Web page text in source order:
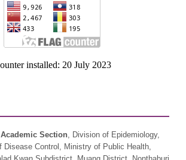
installed: 20 July 2023
Section, Division of Epidemiology,
Disease Control, Ministry of Public Health,